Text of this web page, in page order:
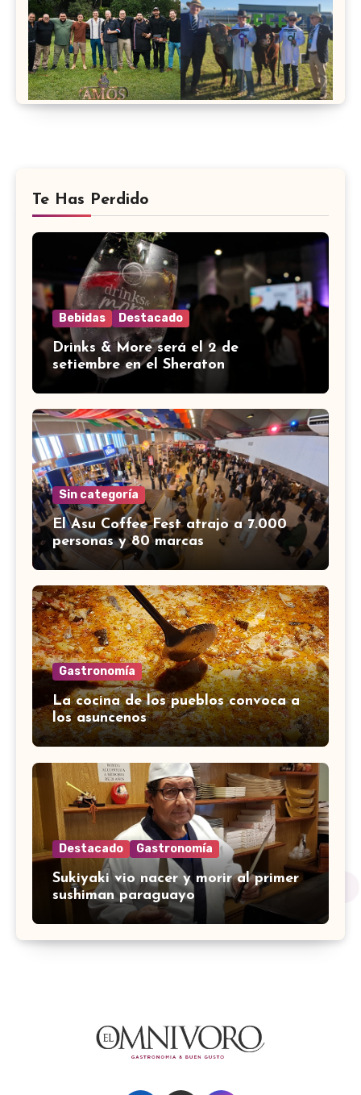
Te Has Perdido
Bebidas Destacado
Drinks & More será el 2 de
setiembre en el Sheraton
Sin categoría
El Asu Coffee Fest atrajo a 7.000
personas y 80 marcas
Gastronomía
La cocina de los pueblos convoca a
los asuncenos
Destacado Gastronomía
Sukiyaki vio nacer y morir al primer
sushiman paraguayo